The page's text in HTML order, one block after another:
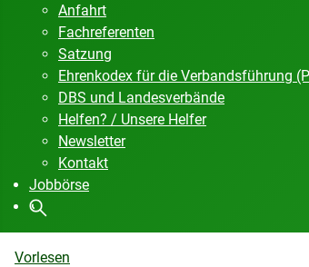
Anfahrt
Fachreferenten
Satzung
Ehrenkodex für die Verbandsführung
DBS und Landesverbände
Helfen? / Unsere Helfer
Newsletter
Kontakt
Jobbörse
Vorlesen